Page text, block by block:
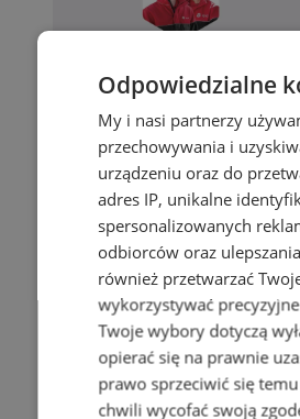
Odpowiedzialne
My i nasi partnerzy
przechowywania i
urządzeniu oraz do
adres IP, unikalne
spersonalizowanych
odbiorców oraz
również przetwarzać
wykorzystywać
Twoje wybory dotyczą
opierać się na prawnie
prawo sprzeciwić się
chwili wycofać swoją